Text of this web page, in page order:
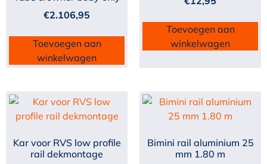
€2.106,95
Toevoegen aan
winkelwagen
Toevoegen aan
winkelwagen
Kar voor RVS low profile
rail dekmontage
Bimini rail aluminium 25
mm 1.80 m